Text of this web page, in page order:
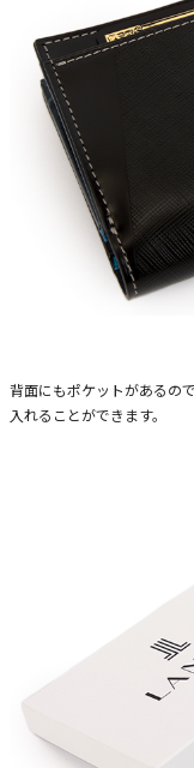
背面にもポケットがあるの
入れることができます。